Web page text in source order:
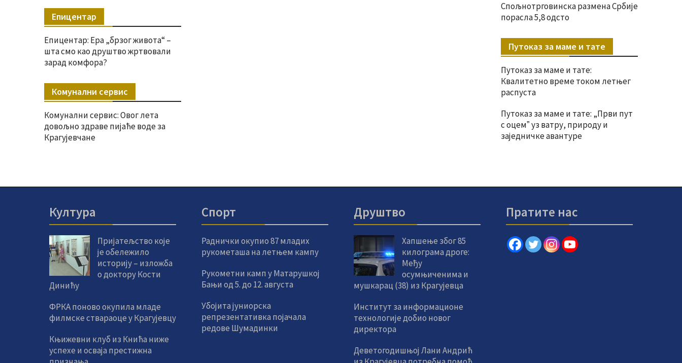
Спољнотрговинска размена Србије
порасла 5,8 одсто
Путоказ за маме и тате
Путоказ за маме и тате:
Квалитетно време током летњег
распуста
Путоказ за маме и тате: „Први пут
с оцемˮ уз ватру, природу и
заједничке авантуре
Епицентар
Епицентар: Ера „брзог живота“ –
шта смо као друштво жртвовали
зарад комфора?
Комунални сервис
Комунални сервис: Овог лета
довољно здраве пијаће воде за
Крагујевчане
Култура
Пријатељство које
је обележило
историју – изложба
о доктору Кости
Динићу
ФРКА поново окупила младе
филмске ствараоце у Крагујевцу
Књижевни клуб из Кнића ниже
успехе и осваја престижна
Спорт
Раднички окупио 87 младих
рукометаша на летњем кампу
Рукометни камп у Матарушкој
Бањи од 5. до 12. августа
Убојита јуниорска
репрезентативка појачала
редове Шумадинки
Друштво
Хапшење због 85
килограма дроге:
Међу
осумњиченима и
мушкарац (38) из Крагујевца
Институт за информационе
технологије добио новог
директора
Деветогодишњој Лани Андрић
Пратите нас